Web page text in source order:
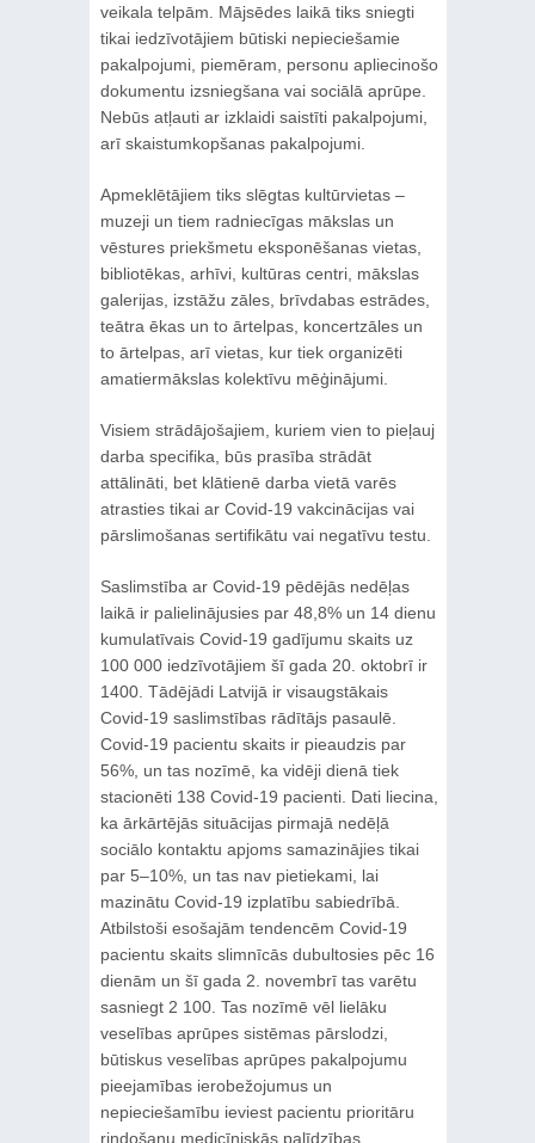
veikala telpām. Mājsēdes laikā tiks sniegti
tikai iedzīvotājiem būtiski nepieciešamie
pakalpojumi, piemēram, personu apliecinošo
dokumentu izsniegšana vai sociālā aprūpe.
Nebūs atļauti ar izklaidi saistīti pakalpojumi,
arī skaistumkopšanas pakalpojumi.
Apmeklētājiem tiks slēgtas kultūrvietas –
muzeji un tiem radniecīgas mākslas un
vēstures priekšmetu eksponēšanas vietas,
bibliotēkas, arhīvi, kultūras centri, mākslas
galerijas, izstāžu zāles, brīvdabas estrādes,
teātra ēkas un to ārtelpas, koncertzāles un
to ārtelpas, arī vietas, kur tiek organizēti
amatiermākslas kolektīvu mēģinājumi.
Visiem strādājošajiem, kuriem vien to pieļauj
darba specifika, būs prasība strādāt
attālināti, bet klātienē darba vietā varēs
atrasties tikai ar Covid-19 vakcinācijas vai
pārslimošanas sertifikātu vai negatīvu testu.
Saslimstība ar Covid-19 pēdējās nedēļas
laikā ir palielinājusies par 48,8% un 14 dienu
kumulatīvais Covid-19 gadījumu skaits uz
100 000 iedzīvotājiem šī gada 20. oktobrī ir
1400. Tādējādi Latvijā ir visaugstākais
Covid-19 saslimstības rādītājs pasaulē.
Covid-19 pacientu skaits ir pieaudzis par
56%, un tas nozīmē, ka vidēji dienā tiek
stacionēti 138 Covid-19 pacienti. Dati liecina,
ka ārkārtējās situācijas pirmajā nedēļā
sociālo kontaktu apjoms samazinājies tikai
par 5–10%, un tas nav pietiekami, lai
mazinātu Covid-19 izplatību sabiedrībā.
Atbilstoši esošajām tendencēm Covid-19
pacientu skaits slimnīcās dubultosies pēc 16
dienām un šī gada 2. novembrī tas varētu
sasniegt 2 100. Tas nozīmē vēl lielāku
veselības aprūpes sistēmas pārslodzi,
būtiskus veselības aprūpes pakalpojumu
pieejamības ierobežojumus un
nepieciešamību ieviest pacientu prioritāru
rindošanu medicīniskās palīdzības